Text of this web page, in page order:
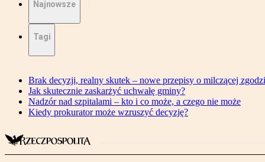
Najnowsze
Tagi
Brak decyzji, realny skutek – nowe przepisy o milczącej
Jak skutecznie zaskarżyć uchwałę gminy?
Nadzór nad szpitalami – kto i co może, a czego nie może
Kiedy prokurator może wzruszyć decyzję?